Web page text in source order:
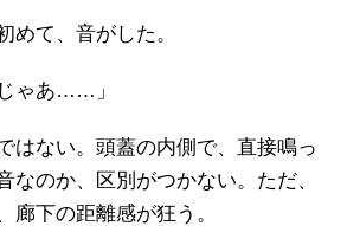
めて、音がした。
ゃあ……」
はない。頭蓋の内側で、直接鳴っ
なのか、区別がつかない。ただ、
廊下の距離感が狂う。